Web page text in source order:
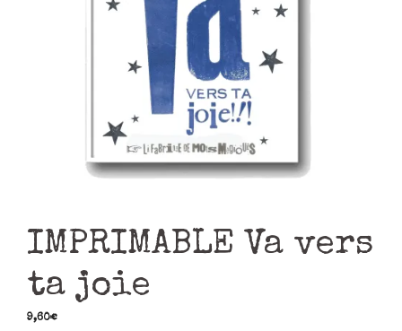
IMPRIMABLE Va vers
ta joie
9,60€